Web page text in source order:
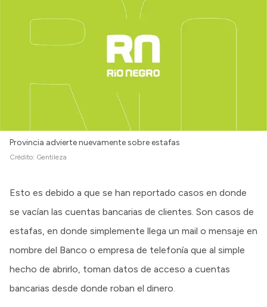
Provincia advierte nuevamente sobre estafas
Crédito: Gentileza
Esto es debido a que se han reportado casos en donde
se vacían las cuentas bancarias de clientes. Son casos de
estafas, en donde simplemente llega un mail o mensaje en
nombre del Banco o empresa de telefonía que al simple
hecho de abrirlo, toman datos de acceso a cuentas
bancarias desde donde roban el dinero.